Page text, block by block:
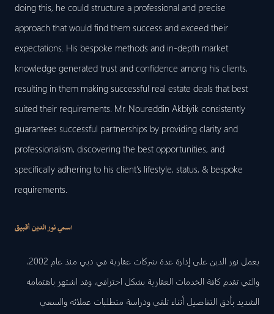
doing this, he could structure a professional and precise
approach that would find them success and exceed their
expectations. His bespoke methods and in-depth market
knowledge generated trust and confidence among his clients,
resulting in them making successful real estate deals that best
suited their requirements. Mr. Noureddin Akbiyik consistently
guarantees successful partnerships by providing clarity and
professionalism, discovering the best opportunities, and
specifically adhering to his client’s lifestyle, status, & bespoke
requirements.
اسمي نور الدين أقبيق
يعمل نور الدين على إدارة عدة شركات عقارية في دبي منذ عام 2002،
والتي تقدم كافة الخدمات العقارية بشكل احترافي، وقد اشتهر باهتمامه
الشديد بأدق التفاصيل أثناء تلقي ودراسة متطلبات عملائه والسعي